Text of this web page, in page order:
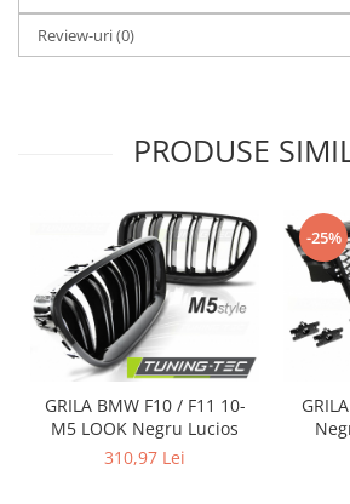
Review-uri(0)
PRODUSE
GRILA BMW F10 / F11 10-
M5 LOOK Negru Lucios
310,97 Lei
-25%